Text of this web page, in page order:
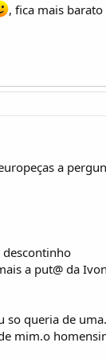
, fica mais
a
descontinho
a put@ da
so queria de
mim.o